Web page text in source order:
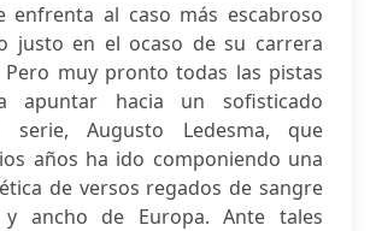
enfrenta al caso más escabroso
justo en el ocaso de su carrera
Pero muy pronto todas las pistas
apuntar hacia un sofisticado
serie, Augusto Ledesma, que
años ha ido componiendo una
de versos regados de sangre
ancho de Europa. Ante tales